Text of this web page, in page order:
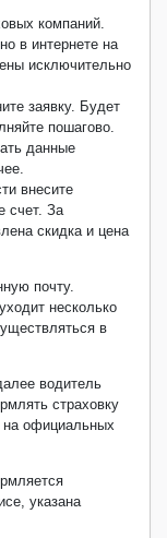
компаний.
в интернете на
исключительно
заявку. Будет
пошагово.
данные
внесите
счет. За
скидка и цена
почту.
несколько
в
водитель
страховку
на официальных
указана